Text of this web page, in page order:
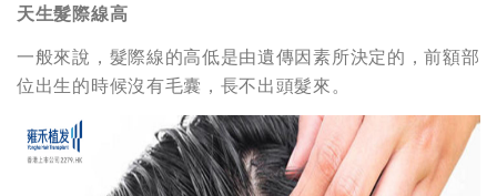
天生髮際線高
一般來說，髮際線的高低是由遺傳因素所決定的，前額部
位出生的時候沒有毛囊，長不出頭髮來。